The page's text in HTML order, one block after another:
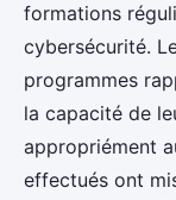
formations
cybersécurité.
programmes
la capacité de
appropriément
effectués ont